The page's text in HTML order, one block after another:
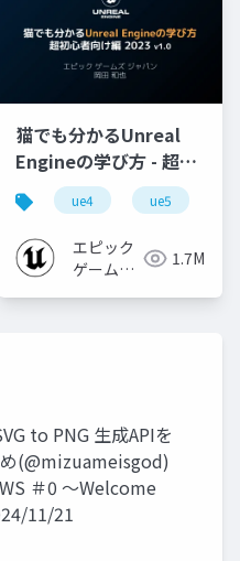
猫でも分かるUnreal
Engineの学び方 - 超初
心者向け編 - 2023 v1.0
ue4 ue5
エピック
ゲームズ
1.7M
to PNG 生成APIを
(@mizuameisgod)
＃0 ～Welcome
11/21